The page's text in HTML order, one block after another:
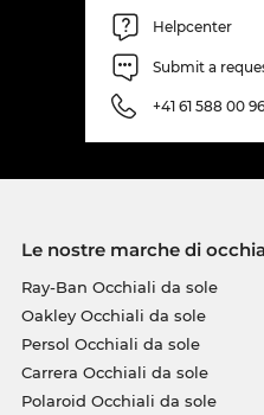
Helpcenter
Submit a
+41 61 588 00 96
Le nostre marche di
Ray-Ban Occhiali da sole
Oakley Occhiali da sole
Persol Occhiali da sole
Carrera Occhiali da sole
Polaroid Occhiali da sole